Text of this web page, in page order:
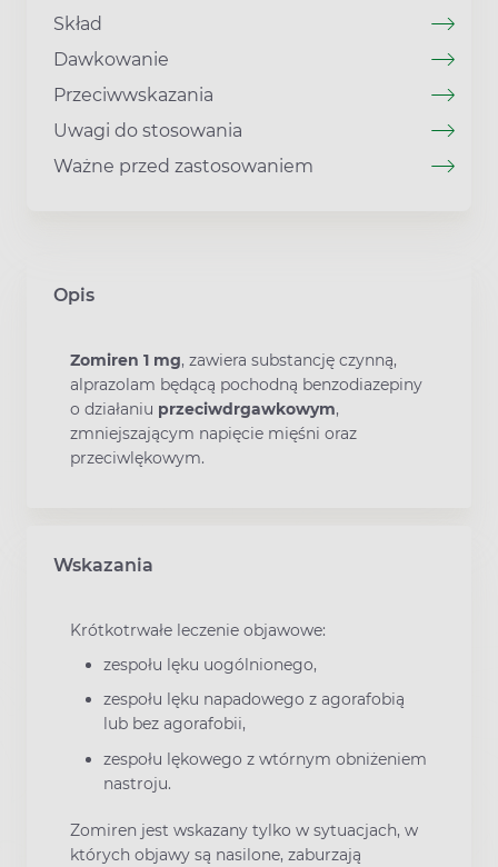
Skład
Dawkowanie
Przeciwwskazania
Uwagi do stosowania
Ważne przed zastosowaniem
Opis
Zomiren 1 mg, zawiera substancję czynną,
alprazolam będącą pochodną benzodiazepiny
o działaniu przeciwdrgawkowym,
zmniejszającym napięcie mięśni oraz
przeciwlękowym.
Wskazania
Krótkotrwałe leczenie objawowe:
zespołu lęku uogólnionego,
zespołu lęku napadowego z agorafobią
lub bez agorafobii,
zespołu lękowego z wtórnym obniżeniem
nastroju.
Zomiren jest wskazany tylko w sytuacjach, w
których objawy są nasilone, zaburzają